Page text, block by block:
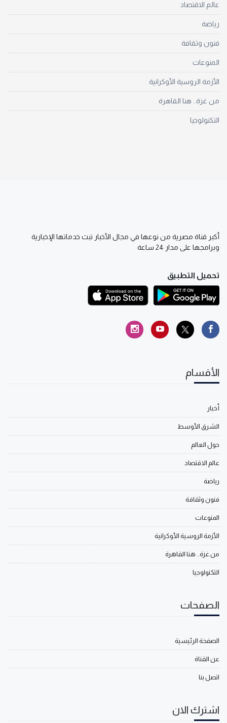
عالم الاقتصاد
رياضة
فنون وثقافة
المنوعات
الأزمة الروسية الأوكرانية
من غزة.. هنا القاهرة
التكنولوجيا
أكبر قناة مصرية من نوعها في مجال الأخبار تبث خدماتها الإخبارية
وبرامجها على مدار 24 ساعة
تحميل التطبيق
الأقسام
أخبار
الشرق الأوسط
حول العالم
عالم الاقتصاد
رياضة
فنون وثقافة
المنوعات
الأزمة الروسية الأوكرانية
من غزة.. هنا القاهرة
التكنولوجيا
الصفحات
الصفحة الرئيسية
عن القناة
اتصل بنا
اشترك الان